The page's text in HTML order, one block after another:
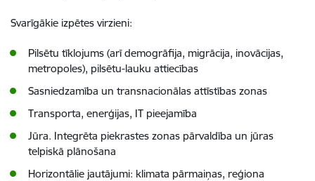
Svarīgākie izpētes virzieni:
Pilsētu tīklojums (arī demogrāfija, migrācija, inovācijas,
metropoles), pilsētu-lauku attiecības
Sasniedzamība un transnacionālas attīstības zonas
Transporta, enerģijas, IT pieejamība
Jūra. Integrēta piekrastes zonas pārvaldība un jūras
telpiskā plānošana
Horizontālie jautājumi: klimata pārmaiņas, reģiona